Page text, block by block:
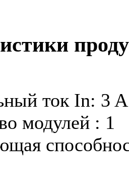
ток In: 3 A
модулей : 1